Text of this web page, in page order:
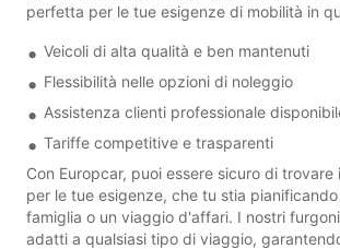
perfetta per le tue esigenze di mobilità in
Veicoli di alta qualità e ben mantenuti
Flessibilità nelle opzioni di noleggio
Assistenza clienti professionale
Tariffe competitive e trasparenti
Con Europcar, puoi essere sicuro di
per le tue esigenze, che tu stia
famiglia o un viaggio d'affari. I nostri
adatti a qualsiasi tipo di viaggio,